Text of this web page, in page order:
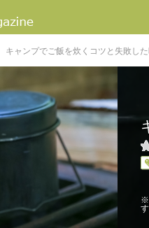
キャンプでご飯を炊くコツと失敗し
0
5
※
す